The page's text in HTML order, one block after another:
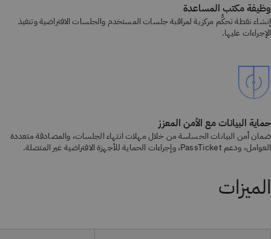
وظيفة مكتب المساعدة
إنشاء نقطة تحكُّم مركزية لمراقبة جلسات المستخدم والجلسات الافتراضية وتنفيذ
الإجراءات عليها.
حماية البيانات مع الأمن المعزز
ضمان أمن البيانات الحساسة من خلال مهلات انتهاء الجلسات، والمصادقة متعددة
العوامل، ودعم PassTicket، وإجراءات الحماية للأجهزة الافتراضية غير المتصلة.
الميزات